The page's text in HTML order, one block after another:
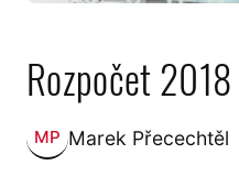
Rozpočet 2018
MP Zveřejnil:
Marek Přecechtěl